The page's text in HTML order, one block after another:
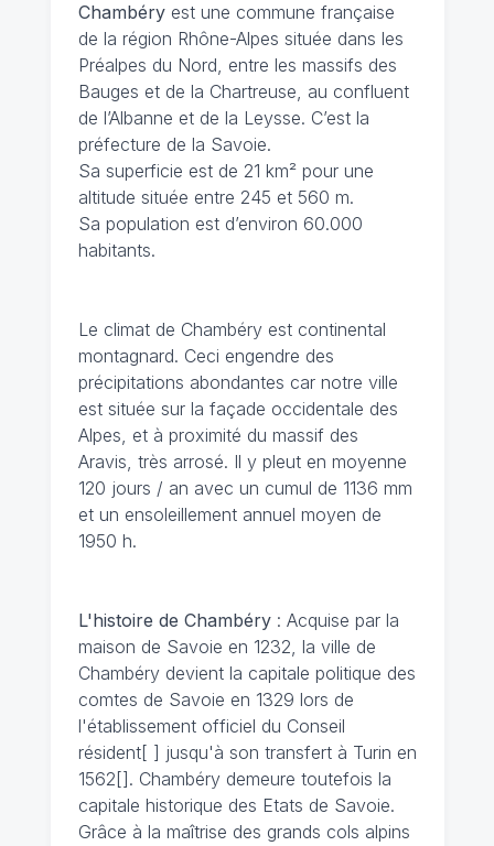
Chambéryest une commune française
de la région Rhône-Alpes située dans les
Préalpes du Nord, entre les massifs des
Bauges et de la Chartreuse, au confluent
de l’Albanne et de la Leysse. C’est la
préfecture de la Savoie.
Sa superficie est de 21 km² pour une
altitude située entre 245 et 560 m.
Sa population est d’environ 60.000
habitants.
Le climat de Chambéryest continental
montagnard. Ceci engendre des
précipitations abondantes car notre ville
est située sur la façade occidentale des
Alpes, et à proximité du massif des
Aravis, très arrosé. Il y pleut en moyenne
120 jours / an avec un cumul de 1136 mm
et un ensoleillement annuel moyen de
1950 h.
L'histoire de Chambéry: Acquise par la
maison de Savoie en 1232, la ville de
Chambéry devient la capitale politique des
comtes de Savoie en 1329 lors de
l'établissement officiel du Conseil
résident[ ] jusqu'à son transfert à Turin en
1562[]. Chambéry demeure toutefois la
capitale historique des Etats de Savoie.
Grâce à la maîtrise des grands cols alpins